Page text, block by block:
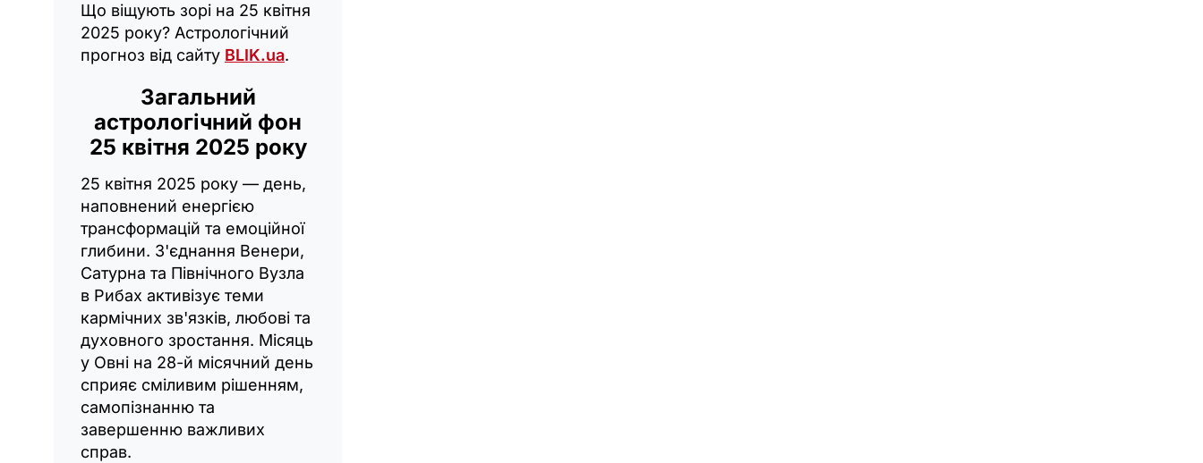
Що віщують зорі на 25 квітня
2025 року? Астрологічний
прогноз від сайту BLIK.ua.
Загальний
астрологічний фон
25 квітня 2025 року
25 квітня 2025 року — день,
наповнений енергією
трансформацій та емоційної
глибини. З'єднання Венери,
Сатурна та Північного Вузла
в Рибах активізує теми
кармічних зв'язків, любові та
духовного зростання. Місяць
у Овні на 28-й місячний день
сприяє сміливим рішенням,
самопізнанню та
завершенню важливих
справ.